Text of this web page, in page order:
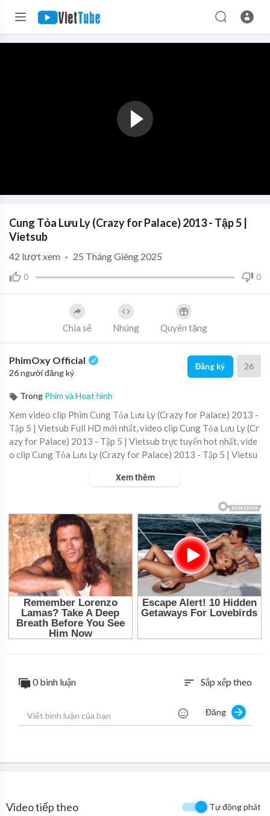
Cung Tỏa Lưu Ly (Crazy for Palace) 2013 - Tập 5 |
Vietsub
0 0
42 lượt xem · 25 Tháng Giêng 2025
Chia sẻ Nhúng Quyên tặng
PhimOxy Official
26 người đăng ký
Đăng ký 26
Trong Phim và Hoạt hình
Xem video clip Phim Cung Tỏa Lưu Ly (Crazy for Palace) 2013 -
Tập 5 | Vietsub Full HD mới nhất, video clip Cung Tỏa Lưu Ly (Cr
azy for Palace) 2013 - Tập 5 | Vietsub trực tuyến hot nhất, vide
o clip Cung Tỏa Lưu Ly (Crazy for Palace) 2013 - Tập 5 | Vietsu
Xem thêm
0 bình luận sort Sắp xếp theo
Đăng
Video tiếp theo Tự động phát